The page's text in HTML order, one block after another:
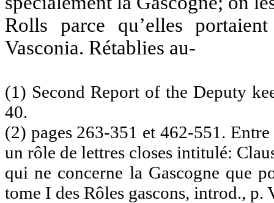
Rolls parce qu’elles
Vasconia. Rétablies au-
(1) Second Report of the Deputy
40.
(2) pages 263-351 et 462-551.
un rôle de lettres closes intitulé:
qui ne concerne la Gascogne que
tome I des Rôles gascons, introd., p.